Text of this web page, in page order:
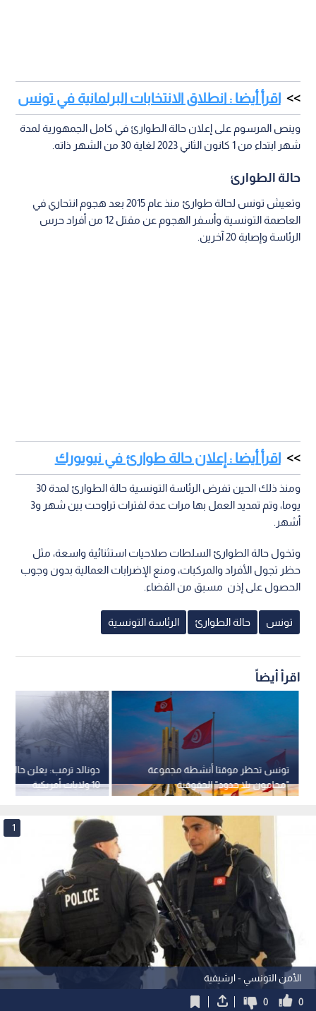
اقرأ أيضا : انطلاق الانتخابات البرلمانية في تونس
وينص المرسوم على إعلان حالة الطوارئ في كامل الجمهورية لمدة
شهر ابتداء من 1 كانون الثاني 2023 لغاية 30 من الشهر ذاته.
حالة الطوارئ
وتعيش تونس لحالة طوارئ منذ عام 2015 بعد هجوم انتحاري في
العاصمة التونسية وأسفر الهجوم عن مقتل 12 من أفراد حرس
الرئاسة وإصابة 20 آخرين.
اقرأ أيضا : إعلان حالة طوارئ في نيويورك
ومنذ ذلك الحين تفرض الرئاسة التونسية حالة الطوارئ لمدة 30
يوما، وتم تمديد العمل بها مرات عدة لفترات تراوحت بين شهر و3
أشهر.
وتخول حالة الطوارئ السلطات صلاحيات استثنائية واسعة، مثل
حظر تجول الأفراد والمركبات، ومنع الإضرابات العمالية بدون وجوب
الحصول على إذن مسبق من القضاء.
تونس حالة الطوارئ الرئاسة التونسية
اقرأ أيضاً
دونالد ترمب: يعلن حالة
10 ولايات أمريكية
تونس تحظر موقتا أنشطة مجموعة
"محامون بلا حدود" الحقوقية
الأمن التونسي - ارشيفية
1
0
0